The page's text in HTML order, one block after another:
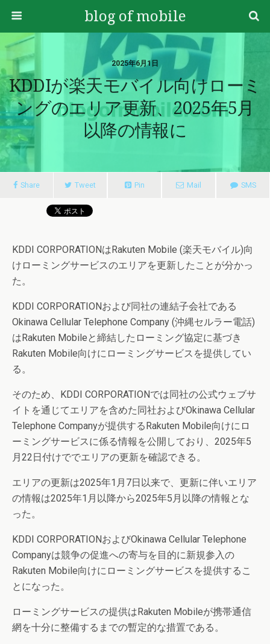
blog of mobile
2025年6月1日
KDDIが楽天モバイル向けローミ
ングのエリア更新、2025年5月
以降の情報に
Share Tweet Pin Mail SMS
KDDI CORPORATIONはRakuten Mobile (楽天モバイル)向
けローミングサービスのエリアを更新したことが分かっ
た。
KDDI CORPORATIONおよび同社の連結子会社である
Okinawa Cellular Telephone Company (沖縄セルラー電話)
はRakuten Mobileと締結したローミング協定に基づき
Rakuten Mobile向けにローミングサービスを提供してい
る。
そのため、KDDI CORPORATIONでは同社の公式ウェブサ
イトを通じてエリアを含めた同社およびOkinawa Cellular
Telephone Companyが提供するRakuten Mobile向けにロ
ーミングサービスに係る情報を公開しており、2025年5
月22日付けででエリアの更新を確認できる。
エリアの更新は2025年1月7日以来で、更新に伴いエリア
の情報は2025年1月以降から2025年5月以降の情報とな
った。
KDDI CORPORATIONおよびOkinawa Cellular Telephone
Companyは競争の促進への寄与を目的に新規参入の
Rakuten Mobile向けにローミングサービスを提供するこ
とになった。
ローミングサービスの提供はRakuten Mobileが携帯通信
網を十分に整備するまでの暫定的な措置である。